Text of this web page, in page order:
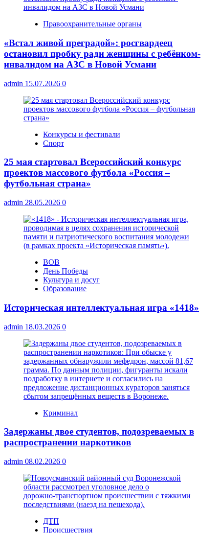
Правоохранительные органы
«Встал живой преградой»: росгвардеец
остановил пробку ради женщины с ребёнком-
инвалидом на АЗС в Новой Усмани
admin 15.07.2026 0
Конкурсы и фестивали
Спорт
25 мая стартовал Всероссийский конкурс
проектов массового футбола «Россия –
футбольная страна»
admin 28.05.2026 0
ВОВ
День Победы
Культура и досуг
Образование
Историческая интеллектуальная игра «1418»
admin 18.03.2026 0
Криминал
Задержаны двое студентов, подозреваемых в
распространении наркотиков
admin 08.02.2026 0
ДТП
Происшествия